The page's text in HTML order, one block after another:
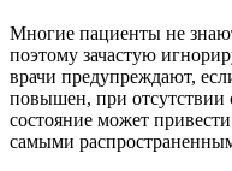
Многие пациенты не
поэтому зачастую
врачи предупреждают,
повышен, при отсутствии
состояние может
самыми